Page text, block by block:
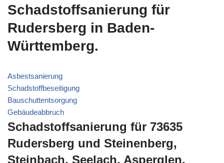
Schadstoffsanierung für
Rudersberg in Baden-
Württemberg.
Asbestsanierung
Schadstoffbeseitigung
Bauschuttentsorgung
Gebäudeabbruch
Schadstoffsanierung für 73635
Rudersberg und Steinenberg,
Steinbach, Seelach, Asperglen,